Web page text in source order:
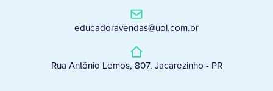
educadoravendas@uol.com.br
Rua Antônio Lemos, 807, Jacarezinho - PR